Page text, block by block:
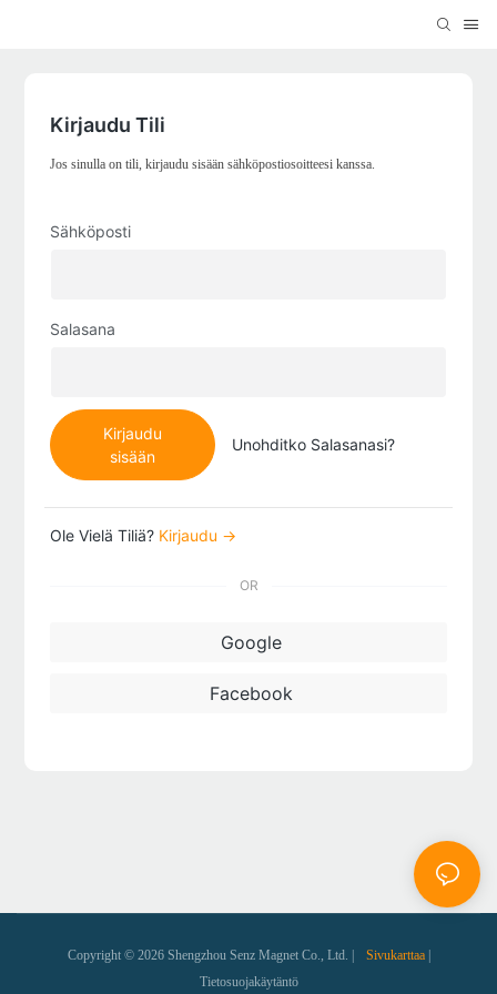
Kirjaudu Tili
Jos sinulla on tili, kirjaudu sisään sähköpostiosoitteesi kanssa.
Sähköposti
Salasana
Kirjaudu
sisään
Unohditko Salasanasi?
Ole Vielä Tiliä? Kirjaudu →
OR
Google
Facebook
Copyright © 2026 Shengzhou Senz Magnet Co., Ltd. | Sivukarttaa
Tietosuojakäytäntö